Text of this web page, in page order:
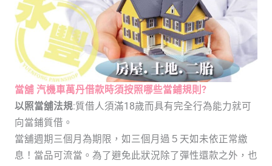
當舖 汽機車萬丹借款時須按照哪些當鋪規則?
以照當舖法規:質借人須滿18歲而具有完全行為能力就可
向當鋪質借。
當舖週期三個月為期限，如三個月過５天如未依正常繳
息！當品可流當。為了避免此狀況除了彈性還款之外，也